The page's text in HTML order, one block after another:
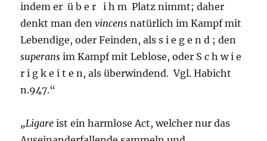
indem er ü b e r i h m Platz nimmt; daher
denkt man denvincens natürlich im Kampf mit
Lebendige, oder Feinden, als s i e g e n d ; den
superans im Kampf mit Leblose, oder S c h w i e
r i g k e i t e n, als überwindend. Vgl. Habicht
n.947.“
„Ligare ist ein harmlose Act, welcher nur das